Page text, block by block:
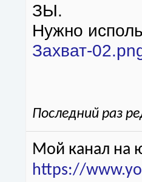
ЗЫ.
Нужно
Захват-
Последний раз
Мой канал на
https://